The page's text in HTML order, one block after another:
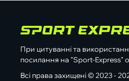
При цитуванні та
посилання на "Sport-Express"
Всі права захищені © 2023 -